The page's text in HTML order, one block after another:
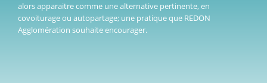
alors apparaitre comme une alternative pertinente, en
covoiturage ou autopartage; une pratique que REDON
Agglomération souhaite encourager.